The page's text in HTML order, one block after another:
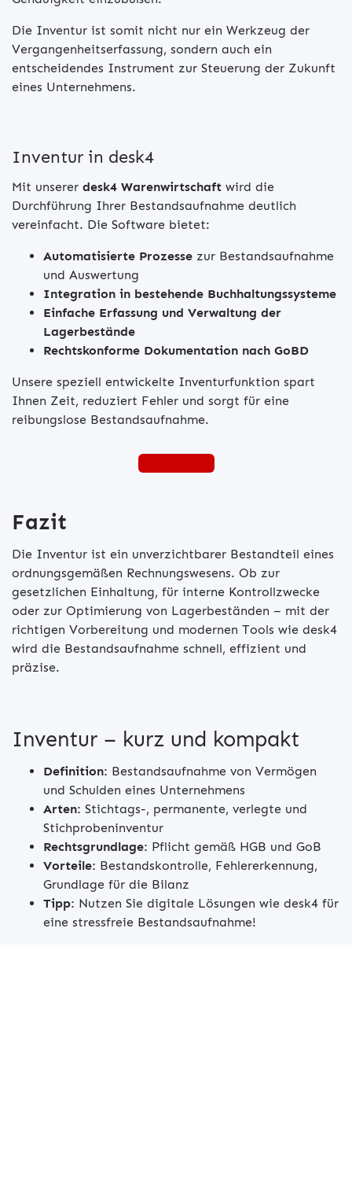
Die Inventur ist somit nicht nur ein Werkzeug der
Vergangenheitserfassung, sondern auch ein
entscheidendes Instrument zur Steuerung der Zukunft
eines Unternehmens.
Inventur in desk4
Mit unserer desk4 Warenwirtschaft wird die
Durchführung Ihrer Bestandsaufnahme deutlich
vereinfacht. Die Software bietet:
Automatisierte Prozesse zur Bestandsaufnahme
und Auswertung
Integration in bestehende Buchhaltungssysteme
Einfache Erfassung und Verwaltung der
Lagerbestände
Rechtskonforme Dokumentation nach GoBD
Unsere speziell entwickelte Inventurfunktion spart
Ihnen Zeit, reduziert Fehler und sorgt für eine
reibungslose Bestandsaufnahme.
desk4 testen
Fazit
Die Inventur ist ein unverzichtbarer Bestandteil eines
ordnungsgemäßen Rechnungswesens. Ob zur
gesetzlichen Einhaltung, für interne Kontrollzwecke
oder zur Optimierung von Lagerbeständen – mit der
richtigen Vorbereitung und modernen Tools wie desk4
wird die Bestandsaufnahme schnell, effizient und
präzise.
Inventur – kurz und kompakt
Definition: Bestandsaufnahme von Vermögen
und Schulden eines Unternehmens
Arten: Stichtags-, permanente, verlegte und
Stichprobeninventur
Rechtsgrundlage: Pflicht gemäß HGB und GoB
Vorteile: Bestandskontrolle, Fehlererkennung,
Grundlage für die Bilanz
Tipp: Nutzen Sie digitale Lösungen wie desk4 für
eine stressfreie Bestandsaufnahme!